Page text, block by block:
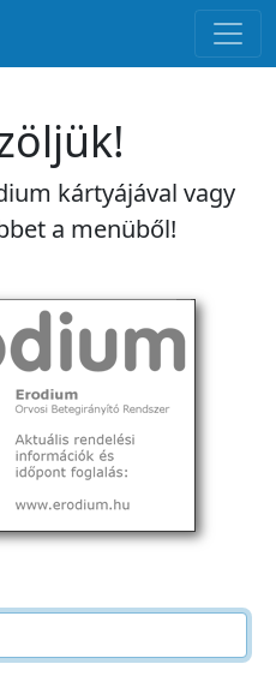
kártyájával vagy
a menüből!